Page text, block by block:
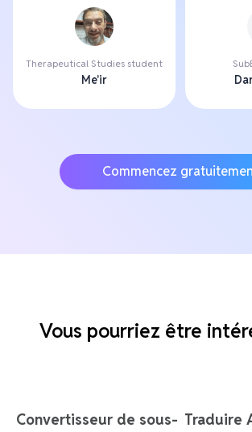
Therapeutical Studies student
Me'ir
Commencez
Vous pourriez être
Convertisseur de sous- Traduire